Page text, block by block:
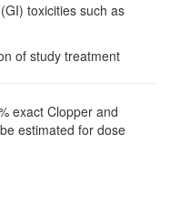
toxicities such as
of study treatment
exact Clopper and
estimated for dose